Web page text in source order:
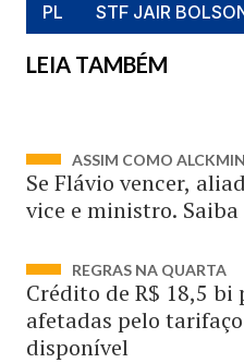
PL STF JAIR
LEIA TAMBÉM
ASSIM COMO ALCKMIN
Se Flávio vencer,
vice e ministro.
REGRAS NA QUARTA
Crédito de R$ 18,5 bi
afetadas pelo
disponível